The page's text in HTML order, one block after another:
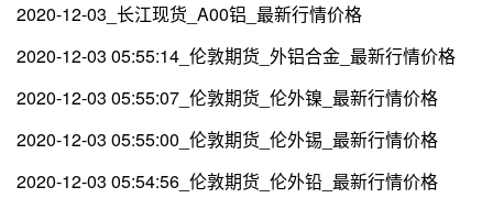
2020-12-03_长江现货_A00铝_最新行情价格
2020-12-03 05:55:14_伦敦期货_外铝合金_最新行情价格
2020-12-03 05:55:07_伦敦期货_伦外镍_最新行情价格
2020-12-03 05:55:00_伦敦期货_伦外锡_最新行情价格
2020-12-03 05:54:56_伦敦期货_伦外铅_最新行情价格